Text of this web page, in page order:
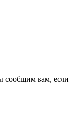
сообщим вам, если